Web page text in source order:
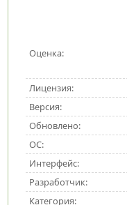
Оценка:
Лицензия:
Версия:
Обновлено:
ОС:
Интерфейс:
Разработчик:
Категория: